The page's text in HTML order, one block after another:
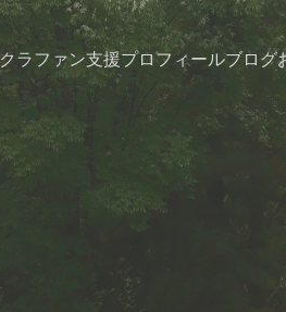
クラファン支援プロフィールブログ